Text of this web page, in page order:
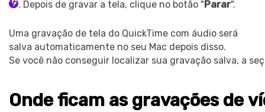
Depois de gravar a tela, clique no botão "Parar".
Uma gravação de tela do QuickTime com áudio será
salva automaticamente no seu Mac depois disso.
Se você não conseguir localizar sua gravação salva, a
Onde ficam as gravações de